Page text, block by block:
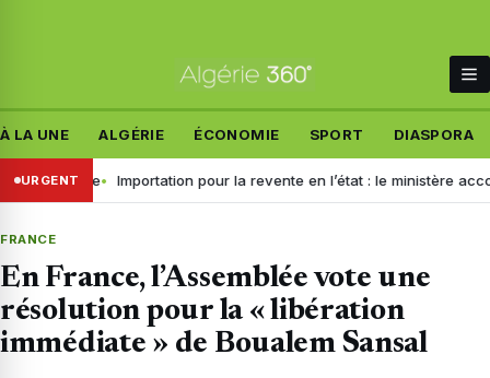
À LA UNE ALGÉRIE ÉCONOMIE SPORT DIASPORA
URGENTImportation pour la revente en l’état : le ministère accorde un
FRANCE
En France, l’Assemblée vote une
résolution pour la « libération
immédiate » de Boualem Sansal